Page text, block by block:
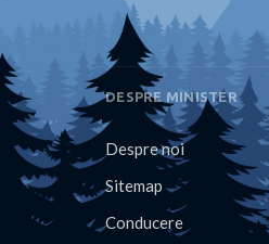
DESPRE MINISTER
Despre noi
Sitemap
Conducere